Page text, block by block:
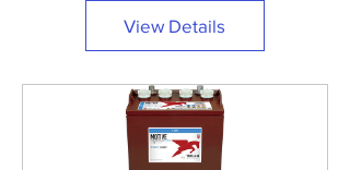
View Details